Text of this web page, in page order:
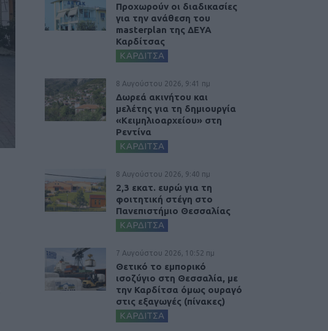
Προχωρούν οι διαδικασίες
για την ανάθεση του
masterplan της ΔΕΥΑ
Καρδίτσας
ΚΑΡΔΙΤΣΑ
8 Αυγούστου 2026, 9:41 πμ
Δωρεά ακινήτου και
μελέτης για τη δημιουργία
«Κειμηλιοαρχείου» στη
Ρεντίνα
ΚΑΡΔΙΤΣΑ
8 Αυγούστου 2026, 9:40 πμ
2,3 εκατ. ευρώ για τη
φοιτητική στέγη στο
Πανεπιστήμιο Θεσσαλίας
ΚΑΡΔΙΤΣΑ
7 Αυγούστου 2026, 10:52 πμ
Θετικό το εμπορικό
ισοζύγιο στη Θεσσαλία, με
την Καρδίτσα όμως ουραγό
στις εξαγωγές (πίνακες)
ΚΑΡΔΙΤΣΑ